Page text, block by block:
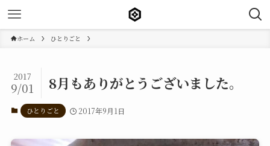
ホーム ひとりごと
8月もありがとうございました。
2017
9/01
ひとりごと 2017年9月1日